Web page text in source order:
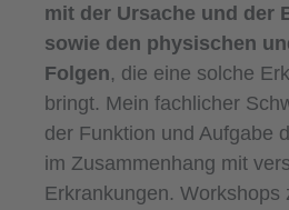
mit der Ursache und der
sowie den physischen
Folgen, die eine solche
bringt. Mein fachlicher
der Funktion und Aufgabe
im Zusammenhang mit
Erkrankungen. Workshops